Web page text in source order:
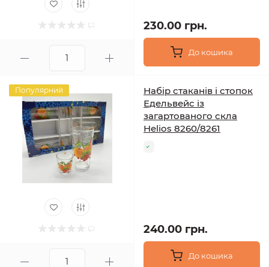
230.00 грн.
До кошика
Популярний
Набір стаканів і стопок
Едельвейс із
загартованого скла
Helios 8260/8261
240.00 грн.
До кошика